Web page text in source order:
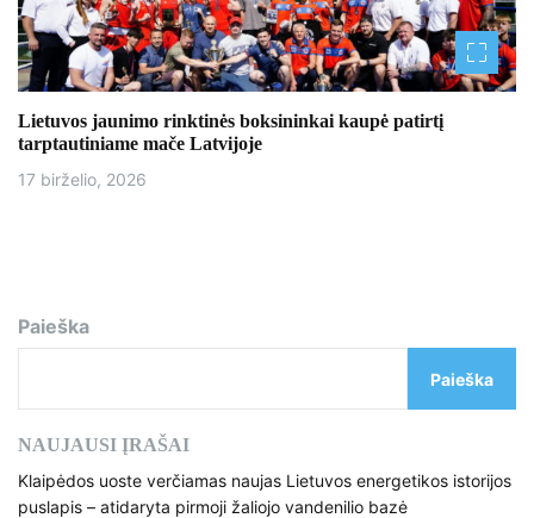
Lietuvos jaunimo rinktinės boksininkai kaupė patirtį
tarptautiniame mače Latvijoje
17 birželio, 2026
Paieška
Paieška
NAUJAUSI ĮRAŠAI
Klaipėdos uoste verčiamas naujas Lietuvos energetikos istorijos
puslapis – atidaryta pirmoji žaliojo vandenilio bazė